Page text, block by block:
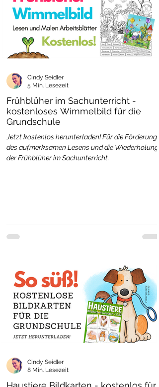
Frühblüher im Sachunterricht -
kostenloses Wimmelbild für die
Grundschule
Jetzt kostenlos herunterladen! Für die Förderung
des aufmerksamen Lesens und die Wiederholung
der Frühblüher im Sachunterricht.
Cindy Seidler
5 Min. Lesezeit
Cindy Seidler
8 Min. Lesezeit